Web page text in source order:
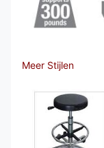
Meer Stijlen